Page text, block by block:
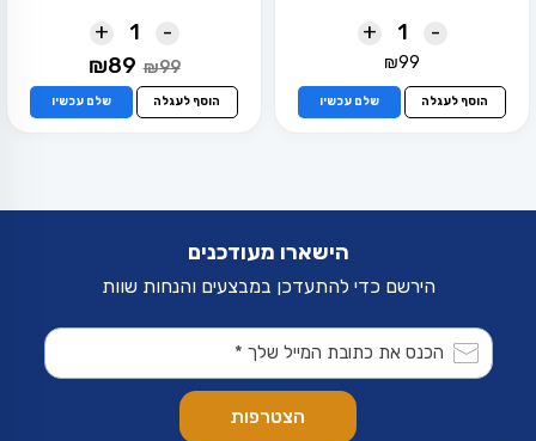
-
+
₪99
הוסף לעגלה שלם עכשיו
-
+
₪99
המחיר
₪99.
₪89
הוא:
₪89.
הוסף לעגלה שלם עכשיו
הישארו מעודכנים
הירשם כדי להתעדכן במבצעים והנחות שוות